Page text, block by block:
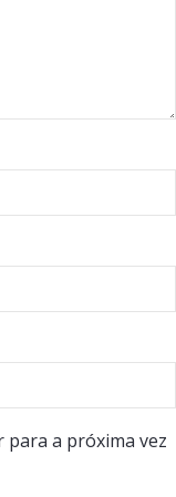
para a próxima vez